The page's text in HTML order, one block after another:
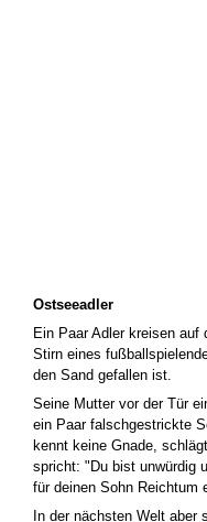
Ostseeadler
Ein Paar Adler kreisen
Stirn eines
den Sand gefallen ist.
Seine Mutter vor der Tür
ein Paar falschgestrickte
kennt keine Gnade,
spricht: "Du bist unwürdig
für deinen Sohn Reichtum
In der nächsten Welt aber